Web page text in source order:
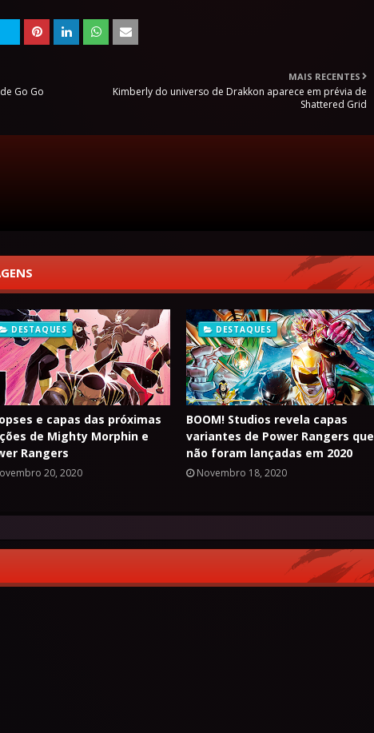
MAIS RECENTES
Kimberly do universo de Drakkon aparece em prévia de
Shattered Grid
Go Go
DESTAQUES
e capas das próximas
de Mighty Morphin e
Rangers
20, 2020
DESTAQUES
BOOM! Studios revela capas
variantes de Power Rangers que
não foram lançadas em 2020
Novembro 18, 2020